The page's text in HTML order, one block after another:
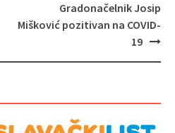
Gradonačelnik Josip
Mišković pozitivan na COVID-
19